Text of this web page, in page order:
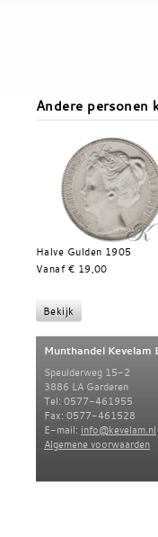
Andere personen
Halve Gulden 1905
Vanaf € 19,00
Munthandel Kevelam
Speulderweg 15-2
3886 LA Garderen
Tel: 0577-461955
Fax: 0577-461528
E-mail: info@kevelam.nl
Algemene voorwaarden